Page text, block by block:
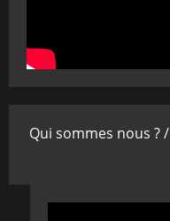
Qui sommes nous ? /